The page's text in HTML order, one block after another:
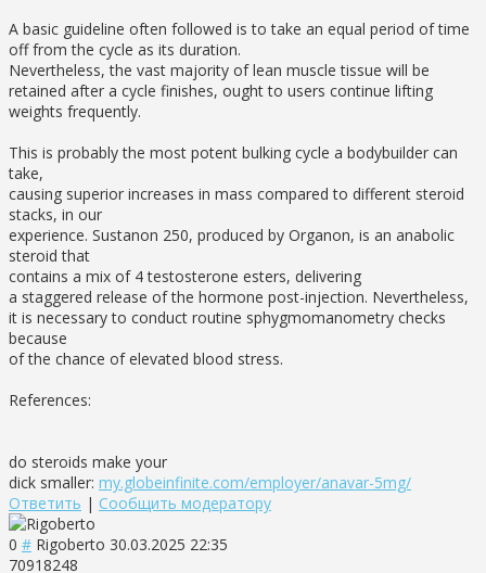
A basic guideline often followed is to take an equal period of time
off from the cycle as its duration.
Nevertheless, the vast majority of lean muscle tissue will be
retained after a cycle finishes, ought to users continue lifting
weights frequently.
This is probably the most potent bulking cycle a bodybuilder can
take,
causing superior increases in mass compared to different steroid
stacks, in our
experience. Sustanon 250, produced by Organon, is an anabolic
steroid that
contains a mix of 4 testosterone esters, delivering
a staggered release of the hormone post-injection. Nevertheless,
it is necessary to conduct routine sphygmomanometry checks
because
of the chance of elevated blood stress.
References:
do steroids make your
dick smaller: my.globeinfinite.com/employer/anavar-5mg/
Ответить | Сообщить модератору
0 # Rigoberto 30.03.2025 22:35
70918248